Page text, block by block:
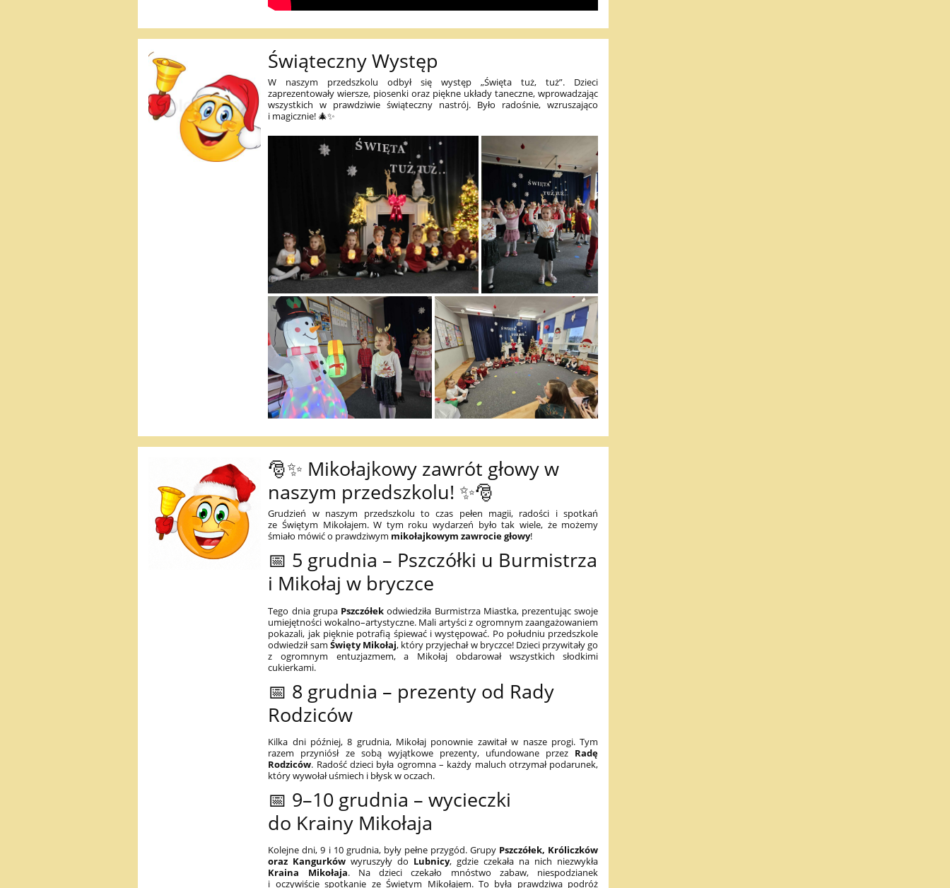
Świąteczny Występ
W naszym przedszkolu odbył się występ „Święta tuż, tuż”. Dzieci
zaprezentowały wiersze, piosenki oraz piękne układy taneczne, wprowadzając
wszystkich w prawdziwie świąteczny nastrój. Było radośnie, wzruszająco
i magicznie! 🎄✨
🎅✨ Mikołajkowy zawrót głowy w
naszym przedszkolu! ✨🎅
Grudzień w naszym przedszkolu to czas pełen magii, radości i spotkań
ze Świętym Mikołajem. W tym roku wydarzeń było tak wiele, że możemy
śmiało mówić o prawdziwym mikołajkowym zawrocie głowy!
📅 5 grudnia – Pszczółki u Burmistrza
i Mikołaj w bryczce
Tego dnia grupa Pszczółek odwiedziła Burmistrza Miastka, prezentując swoje
umiejętności wokalno–artystyczne. Mali artyści z ogromnym zaangażowaniem
pokazali, jak pięknie potrafią śpiewać i występować. Po południu przedszkole
odwiedził sam Święty Mikołaj, który przyjechał w bryczce! Dzieci przywitały go
z ogromnym entuzjazmem, a Mikołaj obdarował wszystkich słodkimi
cukierkami.
📅 8 grudnia – prezenty od Rady
Rodziców
Kilka dni później, 8 grudnia, Mikołaj ponownie zawitał w nasze progi. Tym
razem przyniósł ze sobą wyjątkowe prezenty, ufundowane przez Radę
Rodziców. Radość dzieci była ogromna – każdy maluch otrzymał podarunek,
który wywołał uśmiech i błysk w oczach.
📅 9–10 grudnia – wycieczki
do Krainy Mikołaja
Kolejne dni, 9 i 10 grudnia, były pełne przygód. Grupy Pszczółek, Króliczków
oraz Kangurków wyruszyły do Lubnicy, gdzie czekała na nich niezwykła
Kraina Mikołaja. Na dzieci czekało mnóstwo zabaw, niespodzianek
i oczywiście spotkanie ze Świętym Mikołajem. To była prawdziwa podróż